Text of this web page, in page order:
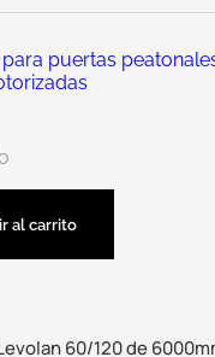
puertas
al carrito
60/120 de